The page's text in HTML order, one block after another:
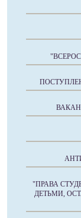
"ПРАВА
ДЕТЬМИ,